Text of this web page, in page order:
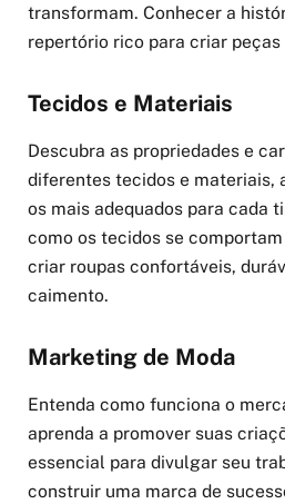
transformam. Conhecer a
repertório rico para criar
Tecidos e Materiais
Descubra as propriedades e
diferentes tecidos e materiais,
os mais adequados para cada
como os tecidos se
criar roupas confortáveis,
caimento.
Marketing de Moda
Entenda como funciona o
aprenda a promover suas
essencial para divulgar seu
construir uma marca de